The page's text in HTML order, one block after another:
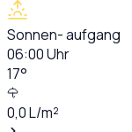
Sonnen- aufgang
06:00Uhr
17°
0,0L/m²